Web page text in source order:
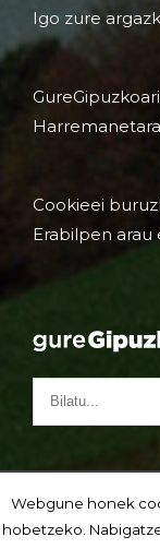
Igo zure
Cookieei
Erabilpen
Webgune honek
hobetzeko.